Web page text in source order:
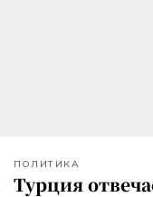
ПОЛИТИКА
Турция